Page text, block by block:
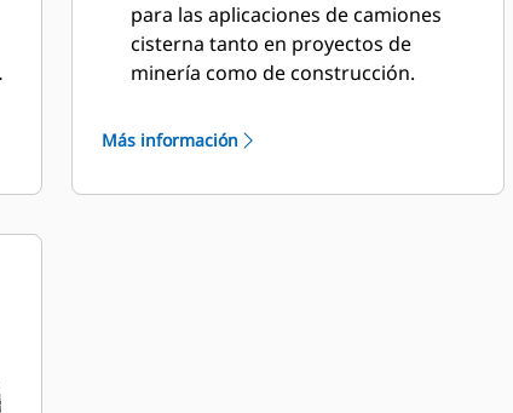
para las aplicaciones de camiones
cisterna tanto en proyectos de
minería como de construcción.
chasis sin accesorios proporciona
eliminación de polvo, la construcción
Más información